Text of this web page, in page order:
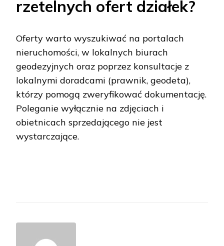
rzetelnych ofert działek?
Oferty warto wyszukiwać na portalach
nieruchomości, w lokalnych biurach
geodezyjnych oraz poprzez konsultacje z
lokalnymi doradcami (prawnik, geodeta),
którzy pomogą zweryfikować dokumentację.
Poleganie wyłącznie na zdjęciach i
obietnicach sprzedającego nie jest
wystarczające.